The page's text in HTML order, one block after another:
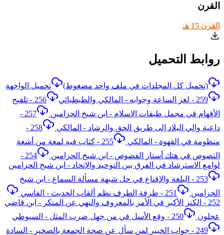
القرن
القرن 15 هـ
روابط التحميل
(تحميل كل المجلدات في ملف واحد مضغوط)
تحميل الواجهة
259 - لغز الساعة وجوابه - المالكي والطبطبائي
256 - تلقيح
الأفهام في مجمل طبقات الإسلام - ابن شيخ الحزامين
257 -
داعية والي البلاد إلى طريق الحق والرشاد - المالكي
258 -
منظومة في القهوة - المالكي
255 - كتاب فيه لمعة من أشعة
النصوص في هتك أستار الفصوص - ابن شيخ الحزامين
254 -
لوامع الاسترشاد في الفرق بين التوحيد والإتحاد - ابن شيخ الحزامين
253 - البلغة والإقناع في حل شبهة مسألة السماع - ابن شيخ
الحزامين
251 - طرفة الطرف نظم ألقاب الحديث - الفاسي
252 - الكنز الأكبر في الأمر بالمعروف والنهي عن المنكر - ابن قاضي
عجلون
250 - وقع الأسل في من جهل ضرب المثل - السيوطي
249 - جواب الخبير لمن سأل عن صحة الجمعة بالصخير - السادة